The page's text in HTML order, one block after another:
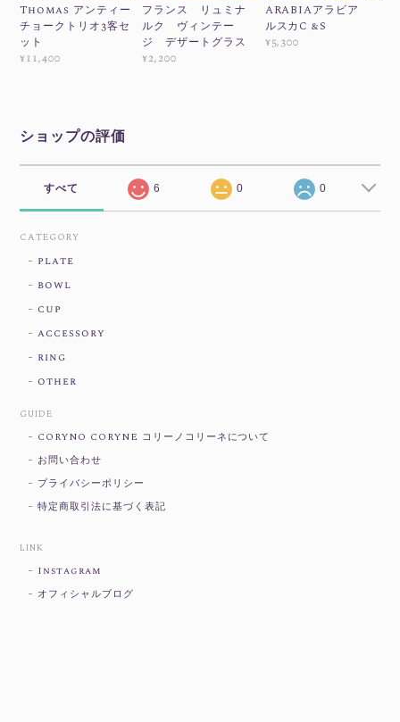
Thomas アンティー
チョークトリオ3客セ
ット
¥11,400
フランス リュミナ
ルク ヴィンテー
ジ デザートグラス
¥2,200
ARABIAアラビア
ルスカC &S
¥5,300
ショップの評価
すべて 6 0 0
CATEGORY
plate
bowl
cup
accessory
ring
other
GUIDE
CORYNO CORYNE コリーノコリーネについて
お問い合わせ
プライバシーポリシー
特定商取引法に基づく表記
LINK
Instagram
オフィシャルブログ